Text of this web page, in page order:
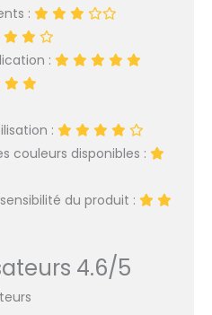
les agressions
(vent,
Application facile
soin pour les lèvres
Petit Marseillais
en déposant un
film protecteur qui
un sentiment
Formule
beurre de karité, de
douce et de
d'argan aux
:
:
:
couleurs disponibles :
du produit :
4.6/5